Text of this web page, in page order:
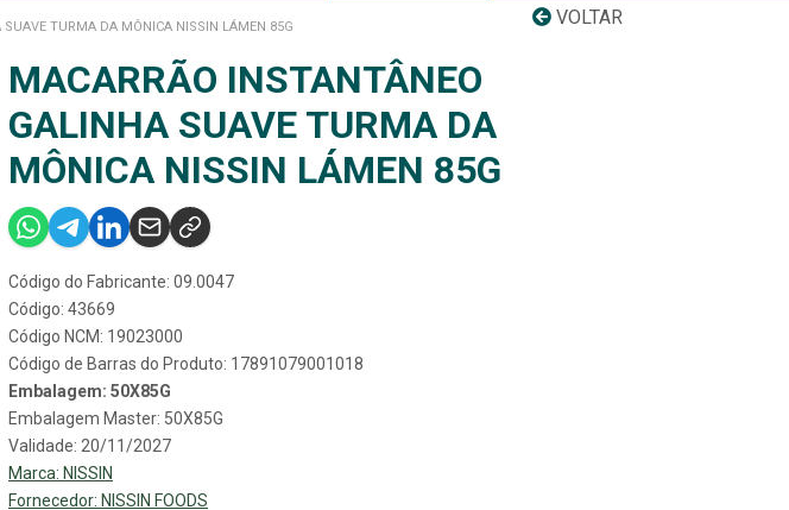
VOLTAR
TURMA DA MÔNICA NISSIN LÁMEN 85G
MACARRÃO INSTANTÂNEO
GALINHA SUAVE TURMA DA
MÔNICA NISSIN LÁMEN 85G
Código do Fabricante: 09.0047
Código: 43669
Código NCM: 19023000
Código de Barras do Produto: 17891079001018
Embalagem: 50X85G
Embalagem Master: 50X85G
Validade: 20/11/2027
Marca: NISSIN
Fornecedor: NISSIN FOODS